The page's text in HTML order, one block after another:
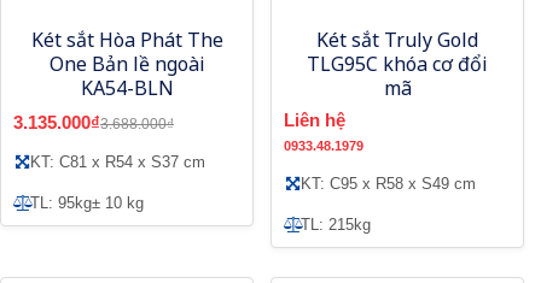
Két sắt Hòa Phát The
One Bản lề ngoài
KA54-BLN
3.135.000₫3.688.000₫
KT: C81 x R54 x S37 cm
TL: 95kg± 10 kg
Két sắt Truly Gold
TLG95C khóa cơ đổi
mã
Liên hệ
0933.48.1979
KT: C95 x R58 x S49 cm
TL: 215kg